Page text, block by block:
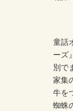
童話
ーズ
別で
家集
牛を
蜘蛛